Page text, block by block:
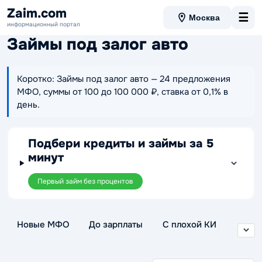
Zaim.com
информационный портал
Москва ☰
Займы под залог авто
Коротко: Займы под залог авто — 24 предложения
МФО, суммы от 100 до 100 000 ₽, ставка от 0,1% в
день.
Подбери кредиты и займы за 5
минут
Первый займ без процентов
Новые МФО До зарплаты С плохой КИ